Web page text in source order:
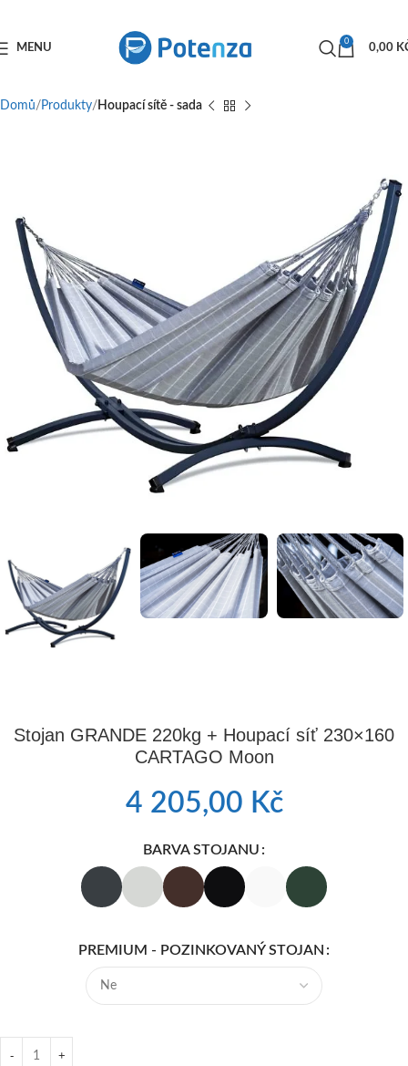
MENU
0
0,00
Domů Produkty Houpací sítě - sada
Stojan GRANDE 220kg + Houpací síť 230×160
CARTAGO Moon
4 205,00 Kč
BARVA STOJANU
PREMIUM - POZINKOVANÝ STOJAN